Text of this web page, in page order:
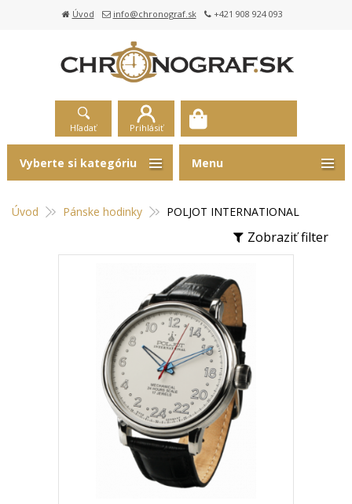
Úvod info@chronograf.sk +421 908 924 093
Hľadať Prihlásiť
Úvod Pánske hodinky POLJOT INTERNATIONAL
Zobraziť filter
Vyberte si kategóriu Menu